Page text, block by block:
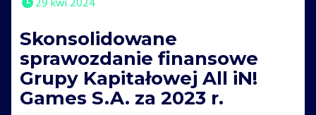
Skonsolidowane
sprawozdanie finansowe
Grupy Kapitałowej All iN!
Games S.A. za 2023 r.